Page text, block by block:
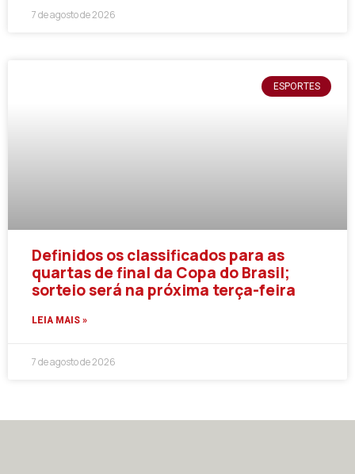
7 de agosto de 2026
ESPORTES
Definidos os classificados para as
quartas de final da Copa do Brasil;
sorteio será na próxima terça-feira
LEIA MAIS »
7 de agosto de 2026